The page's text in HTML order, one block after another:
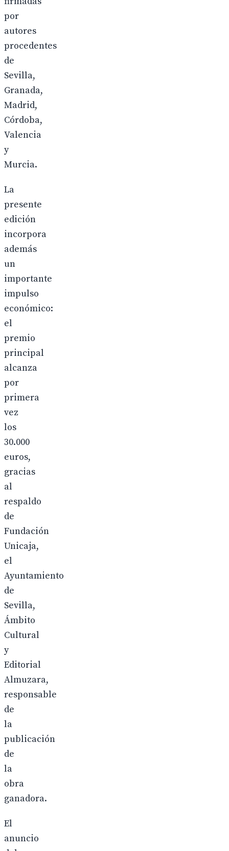
por
autores
procedentes
de
Sevilla,
Granada,
Madrid,
Córdoba,
Valencia
y
Murcia.
La
presente
edición
incorpora
además
un
importante
impulso
económico:
el
premio
principal
alcanza
por
primera
vez
los
30.000
euros,
gracias
al
respaldo
de
Fundación
Unicaja,
el
Ayuntamiento
de
Sevilla,
Ámbito
Cultural
y
Editorial
Almuzara,
responsable
de
la
publicación
de
la
obra
ganadora.
El
anuncio